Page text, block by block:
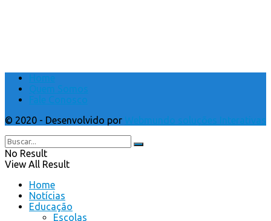
Home
Quem Somos
Fale Conosco
© 2020 - Desenvolvido por Webmundo soluções Interativas
No Result
View All Result
Home
Notícias
Educação
Escolas